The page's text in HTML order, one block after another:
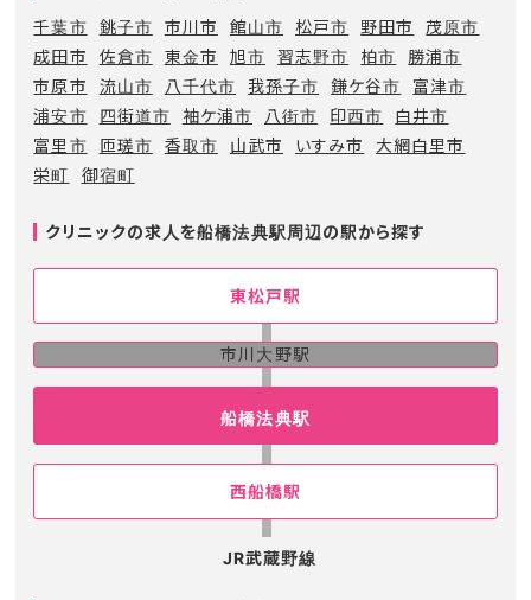
千葉市
銚子市 市川市 館山市 松戸市 野田市
茂原市
成田市
佐倉市 東金市 旭市 習志野市 柏市
勝浦市
市原市
流山市 八千代市 我孫子市 鎌ケ谷市
富津市
浦安市
四街道市 袖ケ浦市 八街市 印西市
白井市
富里市
匝瑳市 香取市 山武市 いすみ市
大網白里市
栄町
御宿町
クリニックの求人を船橋法典駅周辺の駅から探す
東松戸駅
市川大野駅
船橋法典駅
西船橋駅
JR武蔵野線